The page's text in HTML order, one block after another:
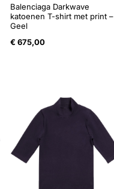
Balenciaga Darkwave
katoenen T-shirt met print –
Geel
€ 675,00